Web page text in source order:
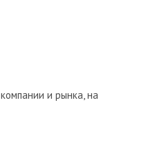
и рынка, на